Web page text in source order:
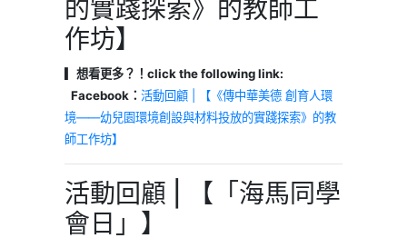
的實踐探索》的教師工
作坊】
▎想看更多？！click the following link:
Facebook： 活動回顧 | 【《傳中華美德 創育人環
境——幼兒園環境創設與材料投放的實踐探索》的教
師工作坊】
活動回顧 | 【「海馬同學
會日」】